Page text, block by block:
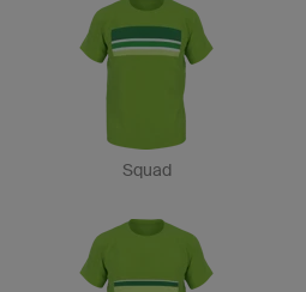
Squad